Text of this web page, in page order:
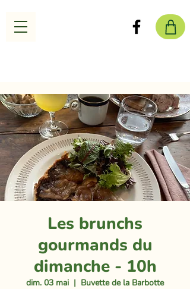
Les brunchs
gourmands du
dimanche - 10h
dim. 03 mai
  |
Buvette de la Barbotte